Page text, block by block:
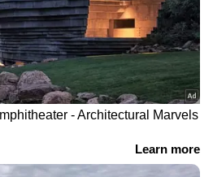
ഇ, മഗ്നീഷ്യം,
ധാരാളം